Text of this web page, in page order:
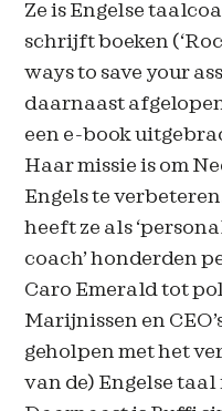
Ze is Engelse
schrijft boeken
ways to save your
daarnaast
een e-book
Haar missie is om
Engels te
heeft ze als
coach’ honderden
Caro Emerald tot
Marijnissen en
geholpen met het
van de) Engelse